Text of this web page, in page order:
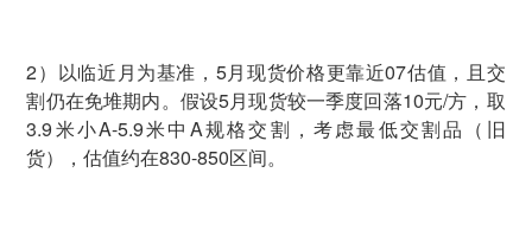
2）以临近月为基准，5月现货价格更靠近07估值，且交
割仍在免堆期内。假设5月现货较一季度回落10元/方，取
3.9米小A-5.9米中A规格交割，考虑最低交割品（旧
货），估值约在830-850区间。